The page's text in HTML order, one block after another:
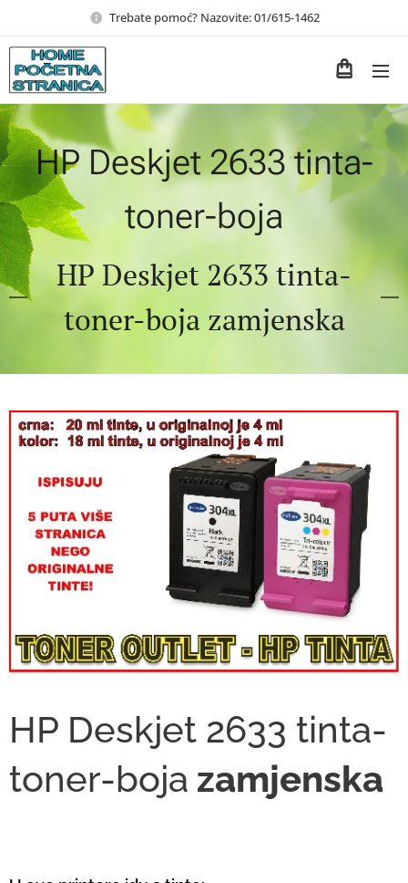
Trebate pomoć? Nazovite: 01/615-1462
HP Deskjet 2633 tinta-
toner-boja
HP Deskjet 2633 tinta-
toner-boja zamjenska
HP Deskjet 2633 tinta-
toner-boja zamjenska